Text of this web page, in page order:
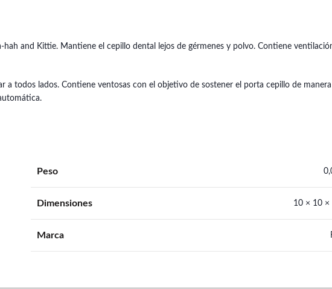
and Kittie. Mantiene el cepillo dental lejos de gérmenes y polvo. Contiene
a todos lados. Contiene ventosas con el objetivo de sostener el porta cepillo de
Peso
Dimensiones 10 × 10 ×
Marca